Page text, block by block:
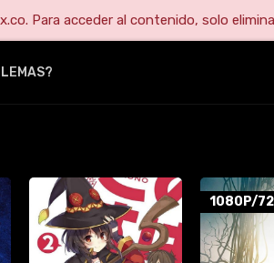
Para acceder al contenido, solo
1080P/